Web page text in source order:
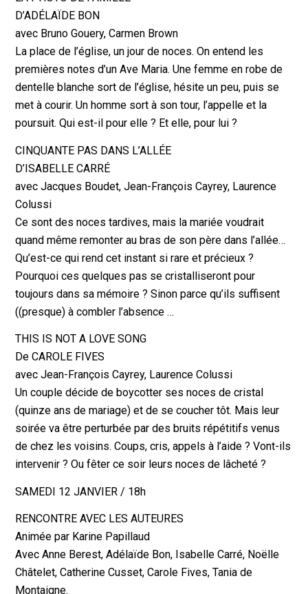
D’ADÉLAÏDE BON
avec Bruno Gouery, Carmen Brown
La place de l’église, un jour de noces. On entend les
premières notes d’un Ave Maria. Une femme en robe de
dentelle blanche sort de l’église, hésite un peu, puis se
met à courir. Un homme sort à son tour, l’appelle et la
poursuit. Qui est-il pour elle ? Et elle, pour lui ?
CINQUANTE PAS DANS L’ALLÉE
D’ISABELLE CARRÉ
avec Jacques Boudet, Jean-François Cayrey, Laurence
Colussi
Ce sont des noces tardives, mais la mariée voudrait
quand même remonter au bras de son père dans l’allée…
Qu’est-ce qui rend cet instant si rare et précieux ?
Pourquoi ces quelques pas se cristalliseront pour
toujours dans sa mémoire ? Sinon parce qu’ils suffisent
((presque) à combler l’absence …
THIS IS NOT A LOVE SONG
De CAROLE FIVES
avec Jean-François Cayrey, Laurence Colussi
Un couple décide de boycotter ses noces de cristal
(quinze ans de mariage) et de se coucher tôt. Mais leur
soirée va être perturbée par des bruits répétitifs venus
de chez les voisins. Coups, cris, appels à l’aide ? Vont-ils
intervenir ? Ou fêter ce soir leurs noces de lâcheté ?
SAMEDI 12 JANVIER / 18h
RENCONTRE AVEC LES AUTEURES
Animée par Karine Papillaud
Avec Anne Berest, Adélaïde Bon, Isabelle Carré, Noëlle
Châtelet, Catherine Cusset, Carole Fives, Tania de
Montaigne.